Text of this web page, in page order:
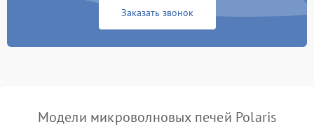
Не работают сенсорные
Сломался трансформатор Подробнее →
Заказать звонок
Модели микроволновых печей Polaris